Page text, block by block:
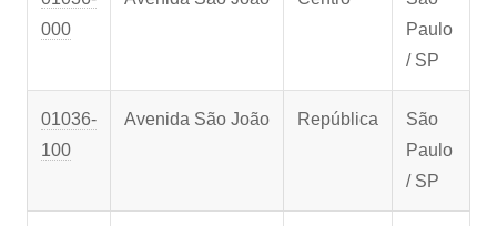
000
Paulo
/ SP
01036-
100
Avenida São João República
São
Paulo
/ SP